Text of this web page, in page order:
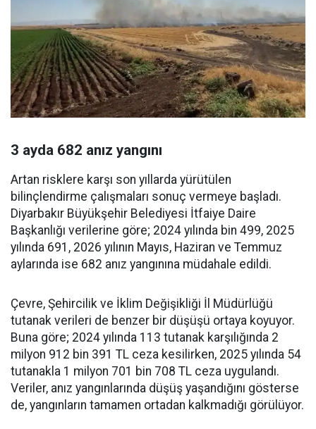
3 ayda 682 anız yangını
Artan risklere karşı son yıllarda yürütülen
bilinçlendirme çalışmaları sonuç vermeye başladı.
Diyarbakır Büyükşehir Belediyesi İtfaiye Daire
Başkanlığı verilerine göre; 2024 yılında bin 499, 2025
yılında 691, 2026 yılının Mayıs, Haziran ve Temmuz
aylarında ise 682 anız yangınına müdahale edildi.
Çevre, Şehircilik ve İklim Değişikliği İl Müdürlüğü
tutanak verileri de benzer bir düşüşü ortaya koyuyor.
Buna göre; 2024 yılında 113 tutanak karşılığında 2
milyon 912 bin 391 TL ceza kesilirken, 2025 yılında 54
tutanakla 1 milyon 701 bin 708 TL ceza uygulandı.
Veriler, anız yangınlarında düşüş yaşandığını gösterse
de, yangınların tamamen ortadan kalkmadığı görülüyor.